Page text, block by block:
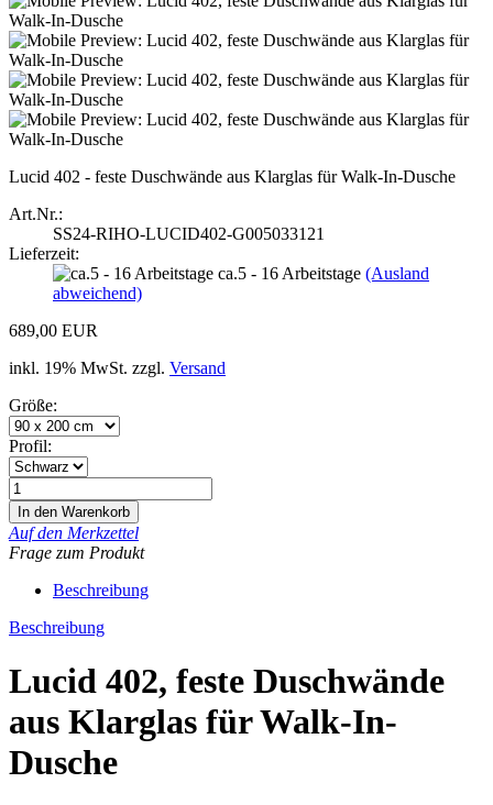
Lucid 402 - feste Duschwände aus Klarglas für Walk-In-Dusche
Art.Nr.:
SS24-RIHO-LUCID402-G005033121
Lieferzeit:
ca.5 - 16 Arbeitstage (Ausland
abweichend)
689,00 EUR
inkl. 19% MwSt. zzgl. Versand
Größe:
Profil:
Auf den Merkzettel
Frage zum Produkt
Beschreibung
Beschreibung
Lucid 402, feste Duschwände
aus Klarglas für Walk-In-
Dusche